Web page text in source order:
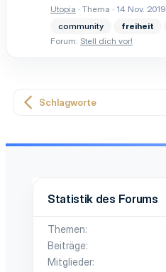
Utopia
Thema 14 Nov. 2019
community
freiheit
Forum: Stell dich vor!
Schlagworte
Statistik des Forums
Themen
Beiträge
Mitglieder